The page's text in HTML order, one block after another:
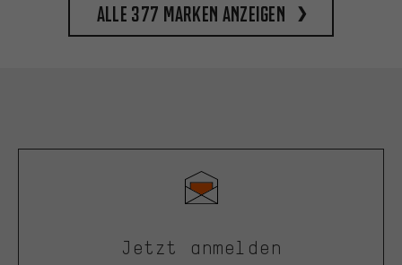
Alle 377 Marken anzeigen
Jetzt anmelden